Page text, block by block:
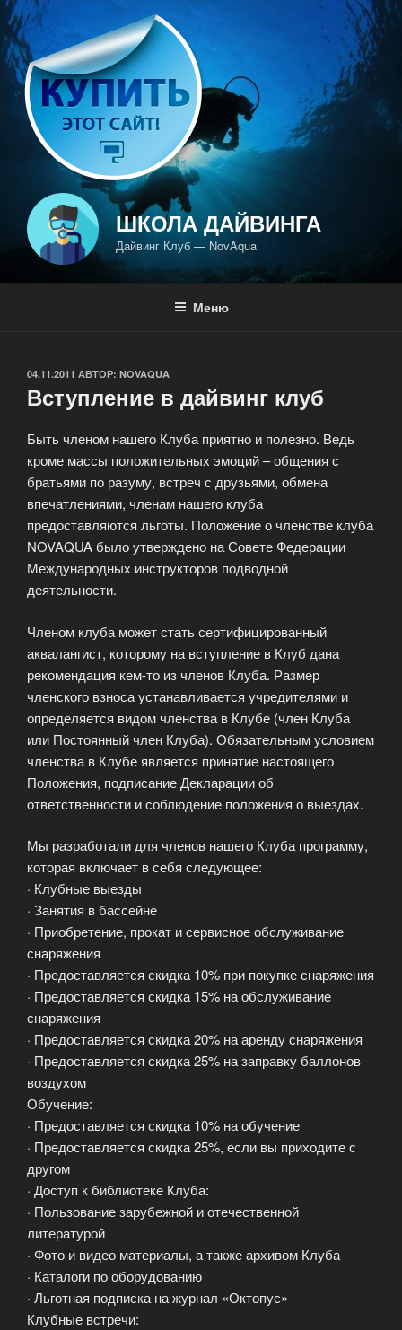
Перейти
к
содержимому
ШКОЛА ДАЙВИНГА
Дайвинг Клуб — NovAqua
Меню
ОПУБЛИКОВАНО
04.11.2011 АВТОР: NOVAQUA
Вступление в дайвинг клуб
Быть членом нашего Клуба приятно и полезно. Ведь
кроме массы положительных эмоций – общения с
братьями по разуму, встреч с друзьями, обмена
впечатлениями, членам нашего клуба
предоставляются льготы. Положение о членстве клуба
NOVAQUA было утверждено на Совете Федерации
Международных инструкторов подводной
деятельности.
Членом клуба может стать сертифицированный
аквалангист, которому на вступление в Клуб дана
рекомендация кем-то из членов Клуба. Размер
членского взноса устанавливается учредителями и
определяется видом членства в Клубе (член Клуба
или Постоянный член Клуба). Обязательным условием
членства в Клубе является принятие настоящего
Положения, подписание Декларации об
ответственности и соблюдение положения о выездах.
Мы разработали для членов нашего Клуба программу,
которая включает в себя следующее:
· Клубные выезды
· Занятия в бассейне
· Приобретение, прокат и сервисное обслуживание
снаряжения
· Предоставляется скидка 10% при покупке снаряжения
· Предоставляется скидка 15% на обслуживание
снаряжения
· Предоставляется скидка 20% на аренду снаряжения
· Предоставляется скидка 25% на заправку баллонов
воздухом
Обучение:
· Предоставляется скидка 10% на обучение
· Предоставляется скидка 25%, если вы приходите с
другом
· Доступ к библиотеке Клуба:
· Пользование зарубежной и отечественной
литературой
· Фото и видео материалы, а также архивом Клуба
· Каталоги по оборудованию
· Льготная подписка на журнал «Октопус»
Клубные встречи: